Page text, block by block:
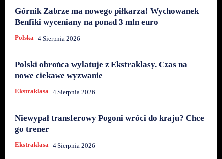
Górnik Zabrze ma nowego piłkarza! Wychowanek
Benfiki wyceniany na ponad 3 mln euro
Polska 4 Sierpnia 2026
Polski obrońca wylatuje z Ekstraklasy. Czas na
nowe ciekawe wyzwanie
Ekstraklasa 4 Sierpnia 2026
Niewypał transferowy Pogoni wróci do kraju? Chce
go trener
Ekstraklasa 4 Sierpnia 2026